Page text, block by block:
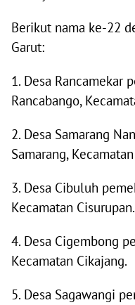
Berikut nama ke-22
Garut:
1. Desa Rancamekar
Rancabango,
2. Desa Samarang
Samarang,
3. Desa Cibuluh
Kecamatan Cisurupan.
4. Desa Cigembong
Kecamatan Cikajang.
5. Desa Sagawangi